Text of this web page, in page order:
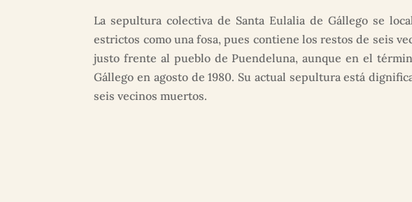
La sepultura colectiva de Santa Eulalia de Gállego se
estrictos como una fosa, pues contiene los restos de seis
justo frente al pueblo de Puendeluna, aunque en el
Gállego en agosto de 1980. Su actual sepultura está
seis vecinos muertos.